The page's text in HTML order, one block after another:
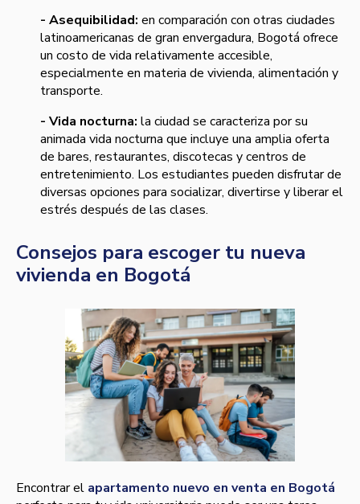
- Asequibilidad: en comparación con otras ciudades
latinoamericanas de gran envergadura, Bogotá ofrece
un costo de vida relativamente accesible,
especialmente en materia de vivienda, alimentación y
transporte.
- Vida nocturna: la ciudad se caracteriza por su
animada vida nocturna que incluye una amplia oferta
de bares, restaurantes, discotecas y centros de
entretenimiento. Los estudiantes pueden disfrutar de
diversas opciones para socializar, divertirse y liberar el
estrés después de las clases.
Consejos para escoger tu nueva
vivienda en Bogotá
Encontrar el apartamento nuevo en venta en Bogotá